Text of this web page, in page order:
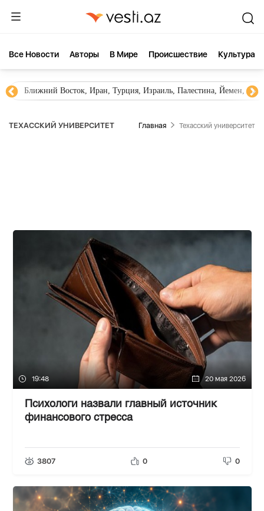
Все Новости Aвторы В Мире Происшествие Культура
Ближний Восток, Иран, Турция, Израиль, Палестина, Йемен,
ТЕХАССКИЙ УНИВЕРСИТЕТ Главная Техасский университет
19:48 20 мая 2026
Психологи назвали главный источник
финансового стресса
3807 0 0